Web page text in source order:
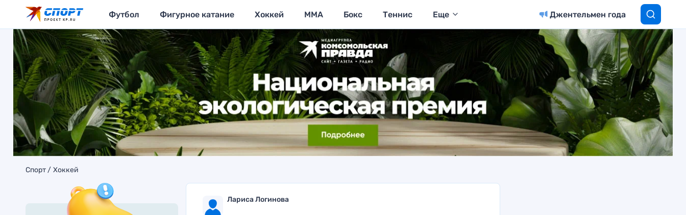
Футбол Фигурное катание Хоккей MMA Бокс Теннис Еще Джентельмен года
Спорт Хоккей
Лариса Логинова